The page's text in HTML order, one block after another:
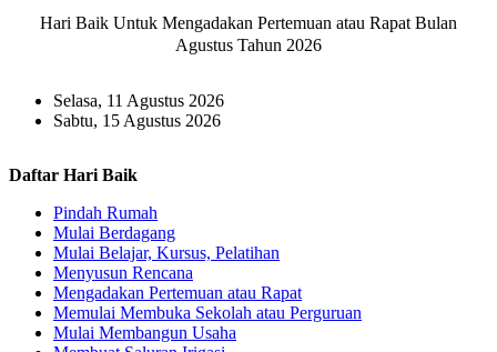
Hari Baik Untuk Mengadakan Pertemuan atau Rapat Bulan
Agustus Tahun 2026
Selasa, 11 Agustus 2026
Sabtu, 15 Agustus 2026
Daftar Hari Baik
Pindah Rumah
Mulai Berdagang
Mulai Belajar, Kursus, Pelatihan
Menyusun Rencana
Mengadakan Pertemuan atau Rapat
Memulai Membuka Sekolah atau Perguruan
Mulai Membangun Usaha